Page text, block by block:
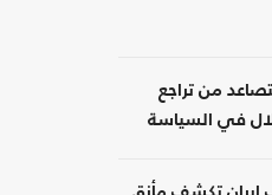
من تراجع
في السياسة